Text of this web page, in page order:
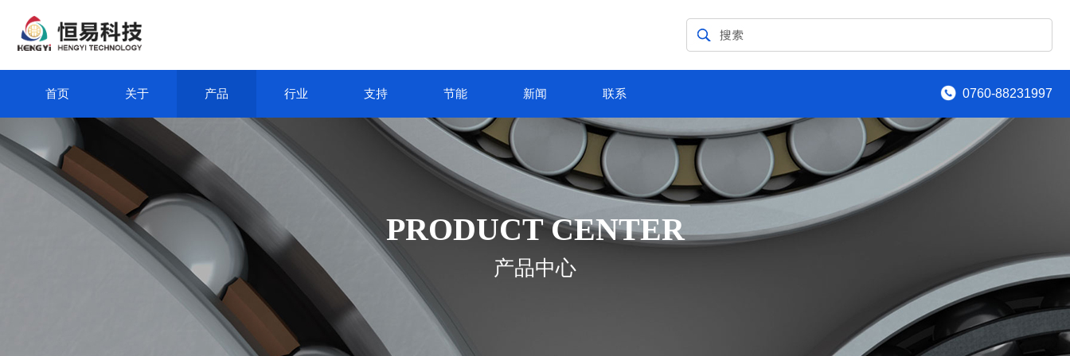
0760-88231997
首页 关于 产品 行业 支持 节能 新闻 联系
PRODUCT CENTER
产品中心